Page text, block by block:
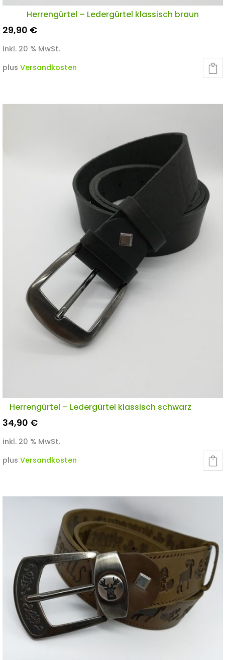
Herrengürtel – Ledergürtel klassisch braun
29,90 €
inkl. 20 % MwSt.
plus Versandkosten
Herrengürtel – Ledergürtel klassisch schwarz
34,90 €
inkl. 20 % MwSt.
plus Versandkosten